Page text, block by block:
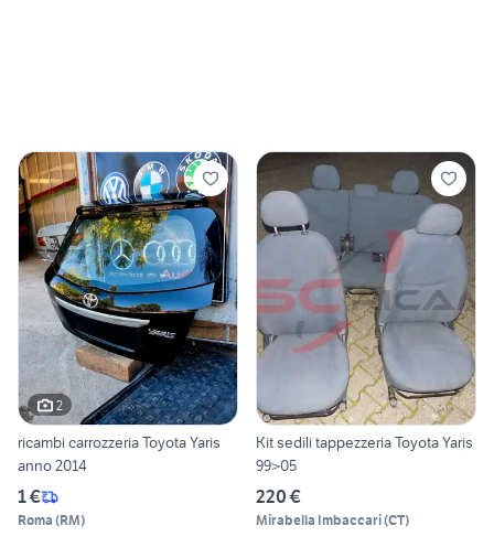
2
ricambi carrozzeria Toyota Yaris
anno 2014
1 €
Roma (RM)
Kit sedili tappezzeria Toyota Yaris
99>05
220 €
Mirabella Imbaccari(CT)